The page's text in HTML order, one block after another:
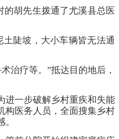
胡先生拨通了尤溪县总医
陡坡，大小车辆皆无法通
疗等。”抵达目的地后，
一步破解乡村重疾和失能
构医务人员，全面搜集乡村